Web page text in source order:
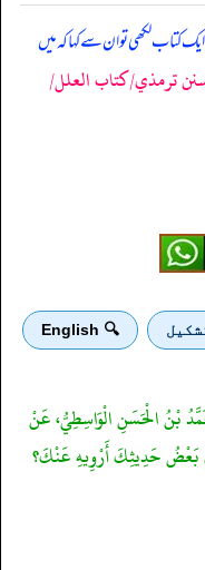
کتاب لکھی تو ان سے کہا کہ میں
ترمذي/کتاب العلل/
🔍 English
بْنُ الْحَسَنِ الْوَاسِطِيُّ، عَنْ
بَعْضُ حَدِيثِكَ أَرْوِيهِ عَنْكَ؟